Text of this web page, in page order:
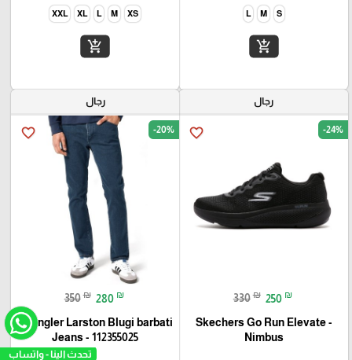
تحدث
S
M
L
add_shopping_cart
XS
M
L
XL
XXL
add_shopping_cart
رجال
favorite_border -24%
330 ₪ 250 ₪
Skechers Go Run Elevate -
Nimbus
رجال
favorite_border -20%
350 ₪ 280 ₪
Wrangler Larston Blugi barbati
Jeans - 112355025